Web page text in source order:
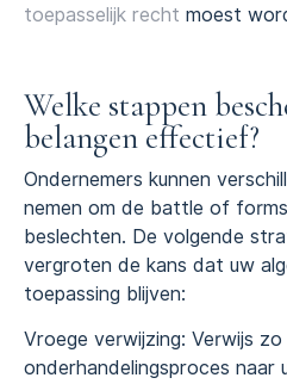
toepasselijk recht moest
Welke stappen
belangen effectief?
Ondernemers kunnen
nemen om de battle of
beslechten. De volgende
vergroten de kans dat uw
toepassing blijven:
Vroege verwijzing: Verwijs
onderhandelingsproces naar